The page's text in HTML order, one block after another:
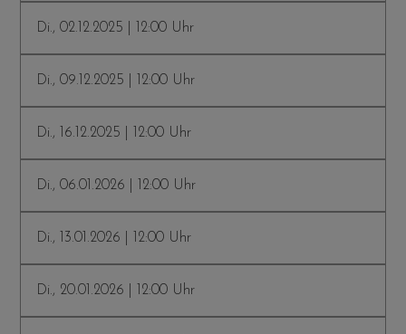
Di., 02.12.2025 | 12:00 Uhr
Di., 09.12.2025 | 12:00 Uhr
Di., 16.12.2025 | 12:00 Uhr
Di., 06.01.2026 | 12:00 Uhr
Di., 13.01.2026 | 12:00 Uhr
Di., 20.01.2026 | 12:00 Uhr